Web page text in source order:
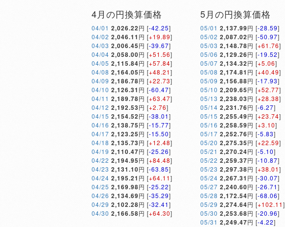
4月の円換算価格
04/01 2,026.22円 [-42.25]
04/02 2,046.11 円 [+19.89]
04/03 2,006.45円 [-39.67]
04/04 2,058.00円 [+51.56]
04/05 2,115.84円 [+57.84]
04/08 2,164.05円 [+48.21]
04/09 2,186.78円 [+22.73]
04/10 2,126.31 円 [-60.47]
04/11 2,189.78円 [+63.47]
04/12 2,192.53円 [+2.76]
04/15 2,154.52円 [-38.01]
04/16 2,138.75円 [-15.77]
04/17 2,123.25円 [-15.50]
04/18 2,135.73円 [+12.48]
04/19 2,110.47円 [-25.26]
04/22 2,194.95円 [+84.48]
04/23 2,131.10円 [-63.85]
04/24 2,195.21 円 [+64.11]
04/25 2,169.98円 [-25.22]
04/26 2,134.69円 [-35.29]
04/29 2,102.28円 [-32.41]
04/30 2,166.58円 [+64.30]
5月の円換算価格
05/01 2,137.99円 [-28.59]
05/02 2,087.02円 [-50.97]
05/03 2,148.78円 [+61.76]
05/06 2,129.26円 [-19.52]
05/07 2,134.32円 [+5.06]
05/08 2,174.81 円 [+40.49]
05/09 2,156.88円 [-17.93]
05/10 2,209.65円 [+52.77]
05/13 2,238.03円 [+28.38]
05/14 2,231.76円 [-6.27]
05/15 2,255.49円 [+23.74]
05/16 2,258.59円 [+3.10]
05/17 2,252.76円 [-5.83]
05/20 2,275.35円 [+22.59]
05/21 2,270.24円 [-5.10]
05/22 2,259.37円 [-10.87]
05/23 2,297.38円 [+38.01]
05/24 2,267.31 円 [-30.07]
05/27 2,240.60円 [-26.71]
05/28 2,172.54円 [-68.06]
05/29 2,274.64円 [+102.11]
05/30 2,253.68円 [-20.96]
05/31 2,249.47円 [-4.22]